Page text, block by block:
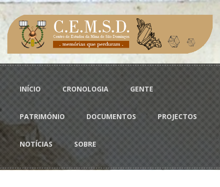
Passar para o conteúdo principal
Menu principal
INÍCIO CRONOLOGIA GENTE
PATRIMÓNIO DOCUMENTOS PROJECTOS
NOTÍCIAS SOBRE